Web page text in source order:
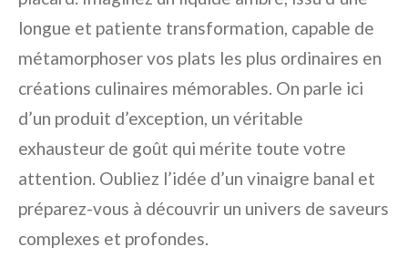
longue et patiente transformation, capable de
métamorphoser vos plats les plus ordinaires en
créations culinaires mémorables. On parle ici
d’un produit d’exception, un véritable
exhausteur de goût qui mérite toute votre
attention. Oubliez l’idée d’un vinaigre banal et
préparez-vous à découvrir un univers de saveurs
complexes et profondes.